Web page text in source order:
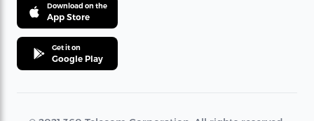
Download on the
App Store
Get it on
Google Play